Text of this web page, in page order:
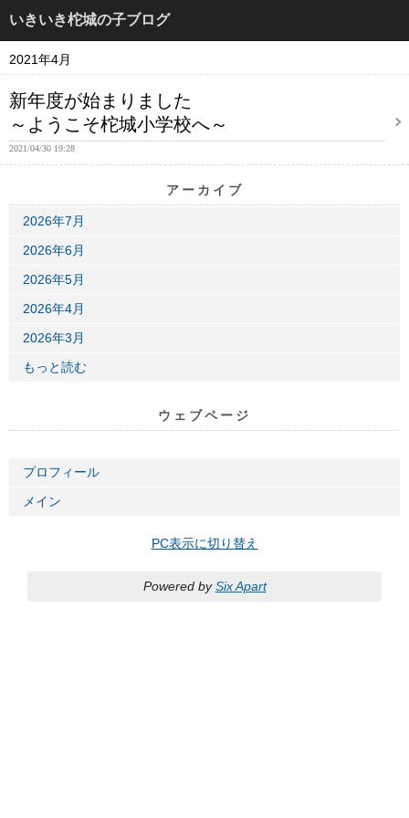
いきいき柁城の子ブログ
2021年4月
新年度が始まりました
～ようこそ柁城小学校へ～
2021/04/30 19:28
アーカイブ
2026年7月
2026年6月
2026年5月
2026年4月
2026年3月
もっと読む
ウェブページ
プロフィール
メイン
PC表示に切り替え
Powered bySix Apart